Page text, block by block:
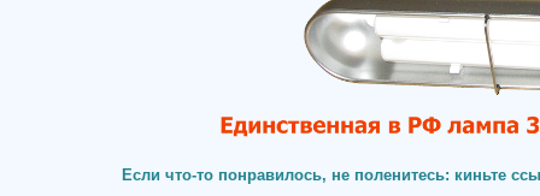
Если что-то понравилось, не поленитесь: киньте